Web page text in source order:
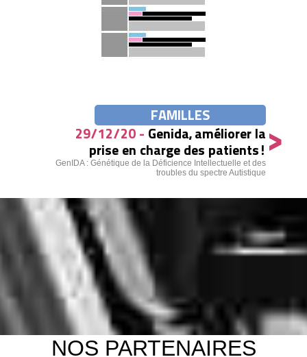
FAMILLES
29/12/20 - Genida, améliorer la
prise en charge des patients!
GenIDA : Génétique de la Déficience Intellectuelle et des
troubles du spectre Autistique
>
NOS PARTENAIRES